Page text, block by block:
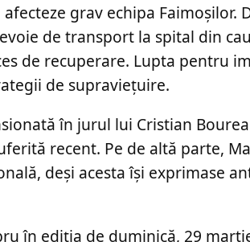
grav echipa Faimoșilor.
de transport la spital din
de recuperare. Lupta pentru
de supraviețuire.
în jurul lui Cristian
recent. Pe de altă parte,
deși acesta își exprimase
în ediția de duminică, 29